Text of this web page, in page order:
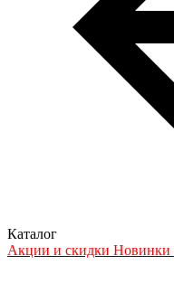
Каталог
Акции и скидки Новинки